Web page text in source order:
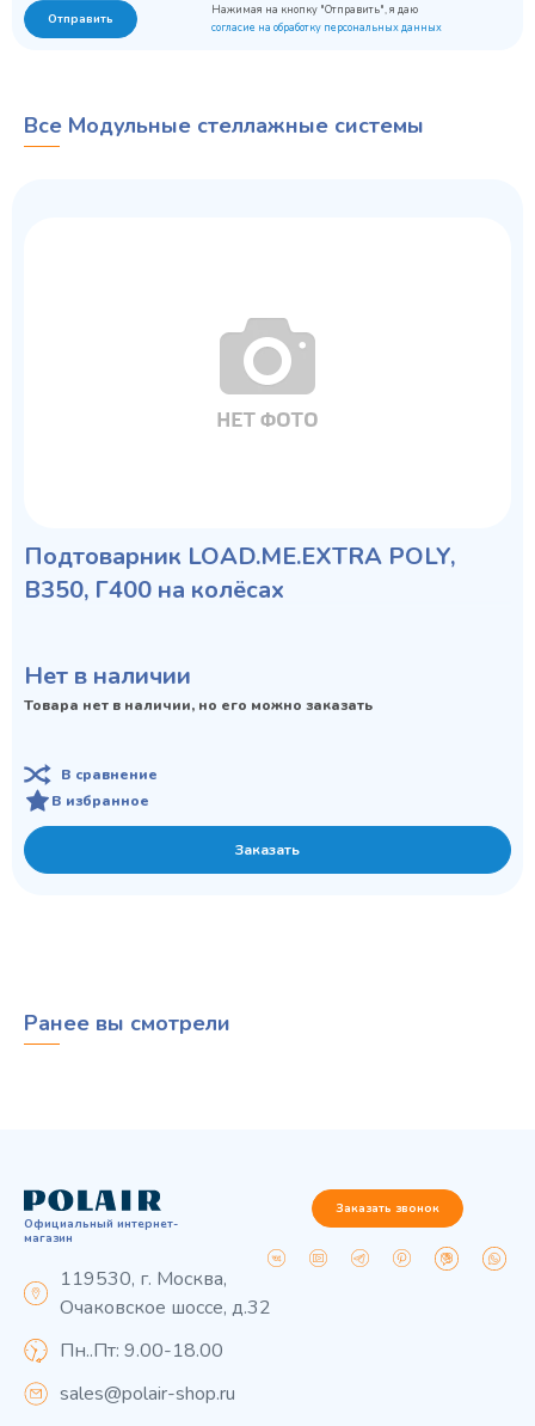
Отправить
Нажимая на кнопку "Отправить", я даю
согласие на обработку персональных данных
Все Модульные стеллажные системы
Подтоварник LOAD.ME.EXTRA POLY,
В350, Г400 на колёсах
Нет в наличии
Товара нет в наличии, но его можно заказать
В сравнение
В избранное
Заказать
Ранее вы смотрели
Официальный интернет-
магазин
119530, г. Москва,
Очаковское шоссе, д.32
Пн..Пт: 9.00-18.00
sales@polair-shop.ru
Заказать звонок